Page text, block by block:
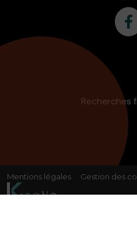
Recherches
Mentions légales Gestion des